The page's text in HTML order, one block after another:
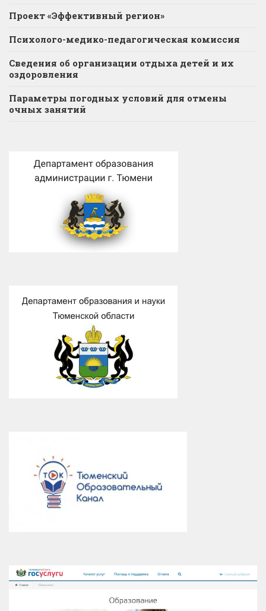
Проект «Эффективный регион»
Психолого-медико-педагогическая комиссия
Сведения об организации отдыха детей и их
оздоровления
Параметры погодных условий для отмены
очных занятий